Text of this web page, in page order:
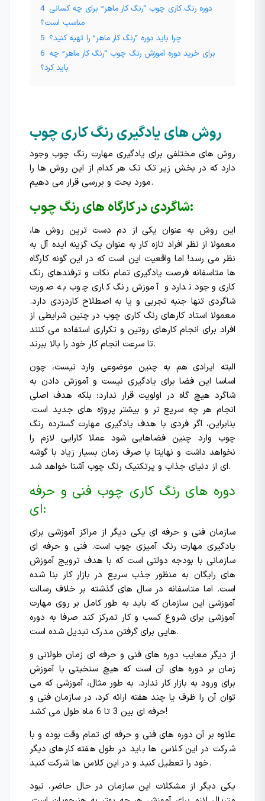
4 دوره رنگ کاری چوب “رنگ کار ماهر” برای چه کسانی
مناسب است؟
5 چرا باید دوره “رنگ کار ماهر” را تهیه کنید؟
6 برای خرید دوره آموزش رنگ چوب “رنگ کار ماهر” چه
باید کرد؟
روش های یادگیری رنگ کاری چوب
روش های مختلفی برای یادگیری مهارت رنگ چوب وجود
دارد که در بخش زیر تک تک هر کدام از این روش ها را
مورد بحث و بررسی قرار می دهیم.
شاگردی در کارگاه های رنگ چوب:
این روش به عنوان یکی از دم دست ترین روش ها،
معمولا از نظر افراد تازه کار به عنوان یک گزینه ایده آل به
نظر می رسد! اما واقعیت این است که در این گونه کارگاه
ها متاسفانه فرصت یادگیری تمام نکات و ترفندهای رنگ
کاری وجود ندارد و آموزش رنگ کاری چوب به صورت
شاگردی تنها جنبه تجربی و یا به اصطلاح کاردزدی دارد.
معمولا استاد کارهای رنگ کاری چوب در چنین شرایطی از
افراد برای انجام کارهای روتین و تکراری استفاده می کنند
تا سرعت انجام کار خود را بالا ببرند.
البته ایرادی هم به چنین موضوعی وارد نیست، چون
اساسا این فضا برای یادگیری نیست و آموزش دادن به
شاگرد هیچ گاه در اولویت قرار ندارد؛ بلکه هدف اصلی
انجام هر چه سریع تر و بیشتر پروژه های جدید است.
بنابراین، اگر فردی با هدف یادگیری مهارت گسترده رنگ
چوب وارد چنین فضاهایی شود عملا کارایی لازم را
نخواهد داشت و نهایتا با صرف زمان بسیار زیاد با گوشه
ای از دنیای جذاب و پرتکنیک رنگ چوب آشنا خواهد شد.
دوره های رنگ کاری چوب فنی و حرفه
ای:
سازمان فنی و حرفه ای یکی دیگر از مراکز آموزشی برای
یادگیری مهارت رنگ آمیزی چوب است. فنی و حرفه ای
سازمانی با بودجه دولتی است که با هدف ترویج آموزش
های رایگان به منظور جذب سریع در بازار کار بنا شده
است. اما متاسفانه در سال های گذشته بر خلاف رسالت
آموزشی این سازمان که باید به طور کامل بر روی مهارت
آموزشی برای شروع کسب و کار تمرکز کند صرفا به دوره
هایی برای گرفتن مدرک تبدیل شده است.
از دیگر معایب دوره های فنی و حرفه ای زمان طولانی و
زمان بر دوره های آن است که هیچ سنخیتی با آموزش
برای ورود به بازار کار ندارد. به طور مثال، آموزشی که می
توان آن را ظرف یا چند هفته ارائه کرد، در سازمان فنی و
حرفه ای بین 3 تا 6 ماه طول می کشد!
علاوه بر آن دوره های فنی و حرفه ای تمام وقت بوده و با
شرکت در این کلاس ها باید در طول هفته کارهای دیگر
خود را تعطیل کنید و در این کلاس ها شرکت کنید.
یکی دیگر از مشکلات این سازمان در حال حاضر، نبود